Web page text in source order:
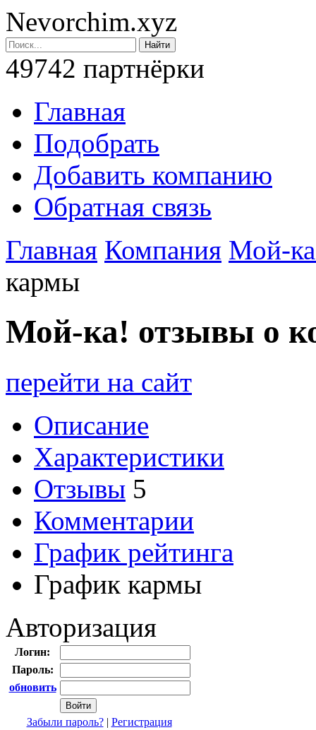
Nevorchim.xyz
49742 партнёрки
Главная
Подобрать
Добавить компанию
Обратная связь
Главная Компания Мой-
кармы
Мой-ка! отзывы о
перейти на сайт
Описание
Характеристики
Отзывы 5
Комментарии
График рейтинга
График кармы
Авторизация
Логин:
Пароль:
обновить
Забыли пароль?| Регистрация